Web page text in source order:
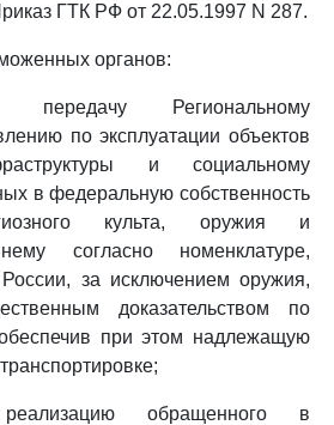
ГТК РФ от 22.05.1997 N 287.
органов:
передачу Региональному
по эксплуатации объектов
и социальному
в федеральную собственность
культа, оружия и
согласно номенклатуре,
за исключением оружия,
доказательством по
при этом надлежащую
обращенного в